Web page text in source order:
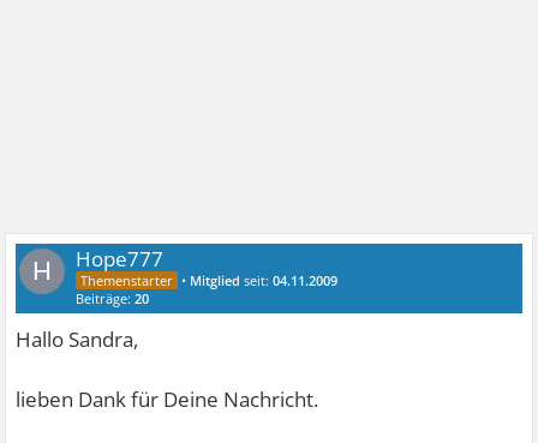
H Hope777
• Mitglied seit:04.11.2009
Beiträge:20
Hallo Sandra,
lieben Dank für Deine Nachricht.